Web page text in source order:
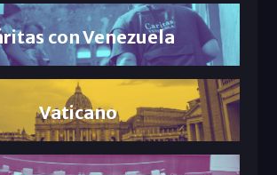
con Venezuela
Vaticano